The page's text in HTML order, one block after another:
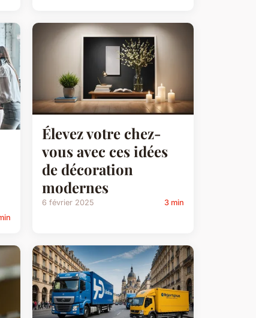
Élevez votre chez-
vous avec ces idées
de décoration
modernes
6 février 2025 3 min